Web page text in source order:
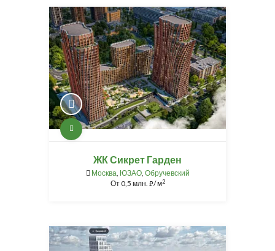
ЖК Сикрет Гарден
Москва, ЮЗАО, Обручевский
От0,5 млн. ⃏/ м2